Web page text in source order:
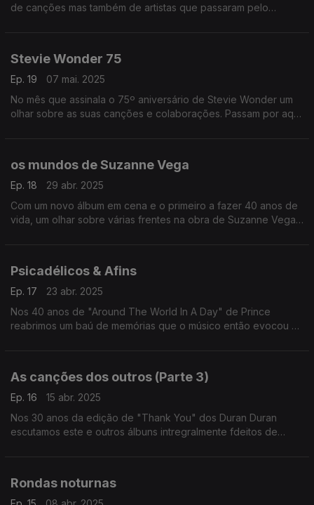
de canções mas também de artistas que passaram pelo
Stevie Wonder 75
Ep. 19
07 mai. 2025
No mês que assinala o 75º aniversário de Stevie Wonder um
olhar sobre as suas canções e colaborações. Passam por aqui
os mundos de Suzanne Vega
Ep. 18
29 abr. 2025
Com um novo álbum em cena e o primeiro a fazer 40 anos de
vida, um olhar sobre várias frentes na obra de Suzanne Vega
Psicadélicos & Afins
Ep. 17
23 abr. 2025
Nos 40 anos de "Around The World In A Day" de Prince
reabrimos um baú de memórias que o músico então evocou e
As canções dos outros (Parte 3)
Ep. 16
15 abr. 2025
Nos 30 anos da edição de "Thank You" dos Duran Duran
escutamos este e outros álbuns intregralmente fdeitos de
Rondas noturnas